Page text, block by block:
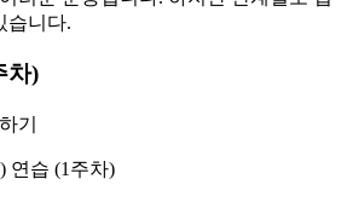
습니다.
차)
기
연습 (1주차)